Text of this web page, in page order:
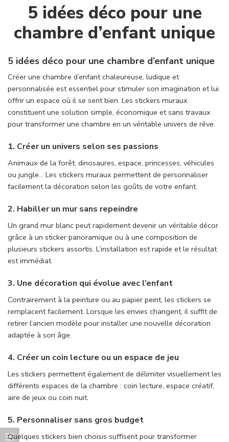
5 idées déco pour une
chambre d’enfant unique
5 idées déco pour une chambre d’enfant unique
Créer une chambre d’enfant chaleureuse, ludique et
personnalisée est essentiel pour stimuler son imagination et lui
offrir un espace où il se sent bien. Les stickers muraux
constituent une solution simple, économique et sans travaux
pour transformer une chambre en un véritable univers de rêve.
1. Créer un univers selon ses passions
Animaux de la forêt, dinosaures, espace, princesses, véhicules
ou jungle… Les stickers muraux permettent de personnaliser
facilement la décoration selon les goûts de votre enfant.
2. Habiller un mur sans repeindre
Un grand mur blanc peut rapidement devenir un véritable décor
grâce à un sticker panoramique ou à une composition de
plusieurs stickers assortis. L’installation est rapide et le résultat
est immédiat.
3. Une décoration qui évolue avec l’enfant
Contrairement à la peinture ou au papier peint, les stickers se
remplacent facilement. Lorsque les envies changent, il suffit de
retirer l’ancien modèle pour installer une nouvelle décoration
adaptée à son âge.
4. Créer un coin lecture ou un espace de jeu
Les stickers permettent également de délimiter visuellement les
différents espaces de la chambre : coin lecture, espace créatif,
aire de jeux ou coin nuit.
5. Personnaliser sans gros budget
Quelques stickers bien choisis suffisent pour transformer